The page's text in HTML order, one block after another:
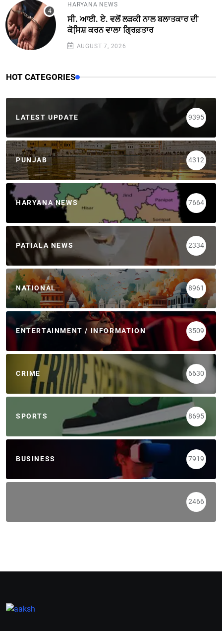
HARYANA NEWS
ਸੀ. ਆਈ. ਏ. ਵਲੋਂ ਲੜਕੀ ਨਾਲ ਬਲਾਤਕਾਰ ਦੀ
ਕੋਸਿ਼ਸ਼ ਕਰਨ ਵਾਲਾ ਗ੍ਰਿਫ਼ਤਾਰ
AUGUST 7, 2026
HOT CATEGORIES
LATEST UPDATE 9395
PUNJAB 4312
HARYANA NEWS 7664
PATIALA NEWS 2334
NATIONAL 8961
ENTERTAINMENT / INFORMATION 3509
CRIME 6630
SPORTS 8695
BUSINESS 7919
2466